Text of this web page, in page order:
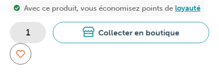
Avec ce produit, vous économisez points de loyauté
Collecter en boutique